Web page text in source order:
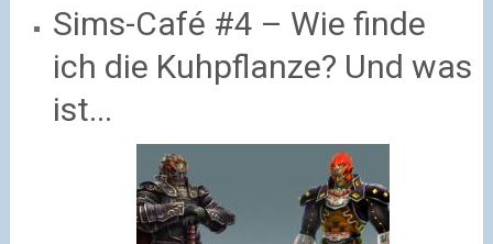
Sims-Café #4 – Wie finde
ich die Kuhpflanze? Und was
ist...